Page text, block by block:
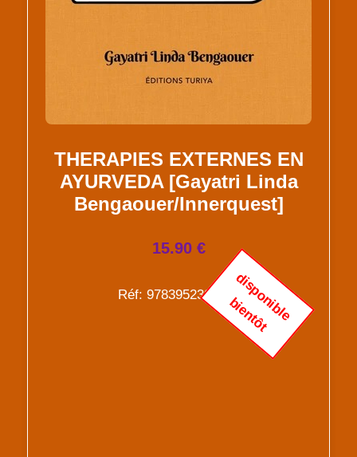
THERAPIES EXTERNES EN
AYURVEDA [Gayatri Linda
Bengaouer/Innerquest]
15.90 €
Réf: 9783952303863d
i
s
p
o
n
i
b
l
e
b
i
e
n
t
ô
t